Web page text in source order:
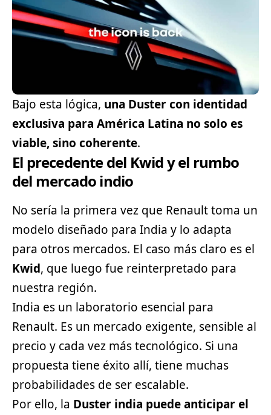
Bajo esta lógica, una Duster con identidad
exclusiva para América Latina no solo es
viable, sino coherente.
El precedente del Kwid y el rumbo
del mercado indio
No sería la primera vez que Renault toma un
modelo diseñado para India y lo adapta
para otros mercados. El caso más claro es el
Kwid, que luego fue reinterpretado para
nuestra región.
India es un laboratorio esencial para
Renault. Es un mercado exigente, sensible al
precio y cada vez más tecnológico. Si una
propuesta tiene éxito allí, tiene muchas
probabilidades de ser escalable.
Por ello, la Duster india puede anticipar el